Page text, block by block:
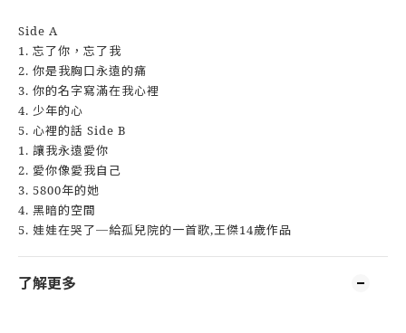
Side A
1. 忘了你，忘了我
2. 你是我胸口永遠的痛
3. 你的名字寫滿在我心裡
4. 少年的心
5. 心裡的話 Side B
1. 讓我永遠愛你
2. 愛你像愛我自己
3. 5800年的她
4. 黑暗的空間
5. 娃娃在哭了─給孤兒院的一首歌,王傑14歲作品
了解更多